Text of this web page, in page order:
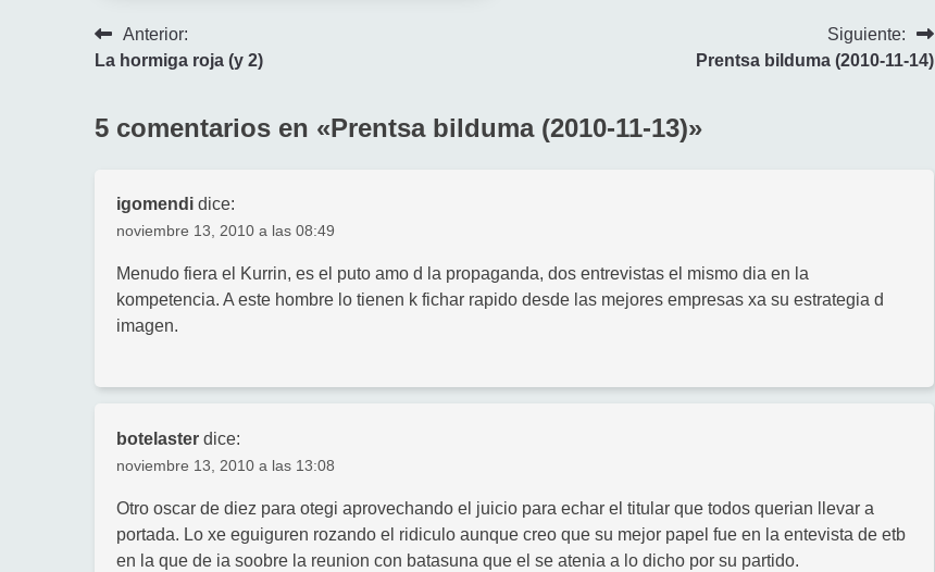
Navegación
entradas
Anterior:
La hormiga roja (y 2)
Siguiente:
Prentsa bilduma (2010-11-14)
5 comentarios en «Prentsa bilduma (2010-11-13)»
igomendi dice:
noviembre 13, 2010 a las 08:49
Menudo fiera el Kurrin, es el puto amo d la propaganda, dos entrevistas el mismo dia en la
kompetencia. A este hombre lo tienen k fichar rapido desde las mejores empresas xa su estrategia d
imagen.
botelaster dice:
noviembre 13, 2010 a las 13:08
Otro oscar de diez para otegi aprovechando el juicio para echar el titular que todos querian llevar a
portada. Lo xe eguiguren rozando el ridiculo aunque creo que su mejor papel fue en la entevista de etb
en la que de ia soobre la reunion con batasuna que el se atenia a lo dicho por su partido.